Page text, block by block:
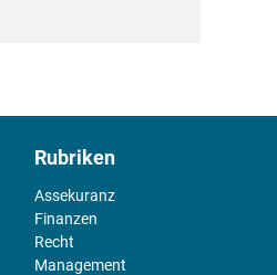
Rubriken
Assekuranz
Finanzen
Recht
Management